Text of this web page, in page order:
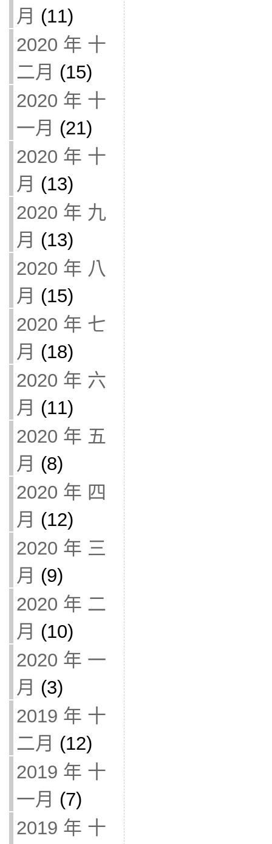
月 (11)
2020 年 十
二月 (15)
2020 年 十
一月 (21)
2020 年 十
月 (13)
2020 年 九
月 (13)
2020 年 八
月 (15)
2020 年 七
月 (18)
2020 年 六
月 (11)
2020 年 五
月 (8)
2020 年 四
月 (12)
2020 年 三
月 (9)
2020 年 二
月 (10)
2020 年 一
月 (3)
2019 年 十
二月 (12)
2019 年 十
一月 (7)
2019 年 十